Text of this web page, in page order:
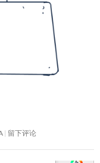
留下评论